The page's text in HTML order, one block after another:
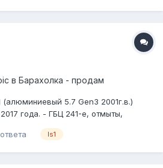
в Барахолка - продам
(алюминиевый 5.7 Gen3 2001г.в.)
года. - ГБЦ 241-е, отмыты,
GM) и клапанных крышек,
ls1